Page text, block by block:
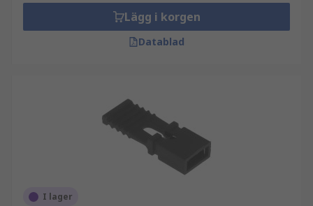
Olika typer av byglar och shuntar
Det finns flera varianter av byglar och shuntar
stiftavstånd, höjd och hur ofta kopplingen ska
Standardbyglar för stiftlister
Shuntar med grepp för manuell hantering
Lägg i korgen
Datablad
I lager